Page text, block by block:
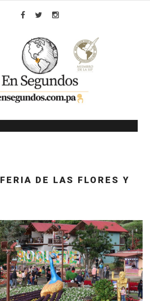
FERIA DE LAS FLORES Y